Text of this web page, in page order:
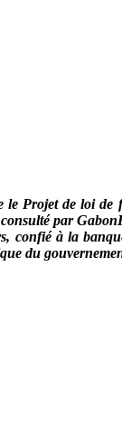
Projet de loi
par
à la
du